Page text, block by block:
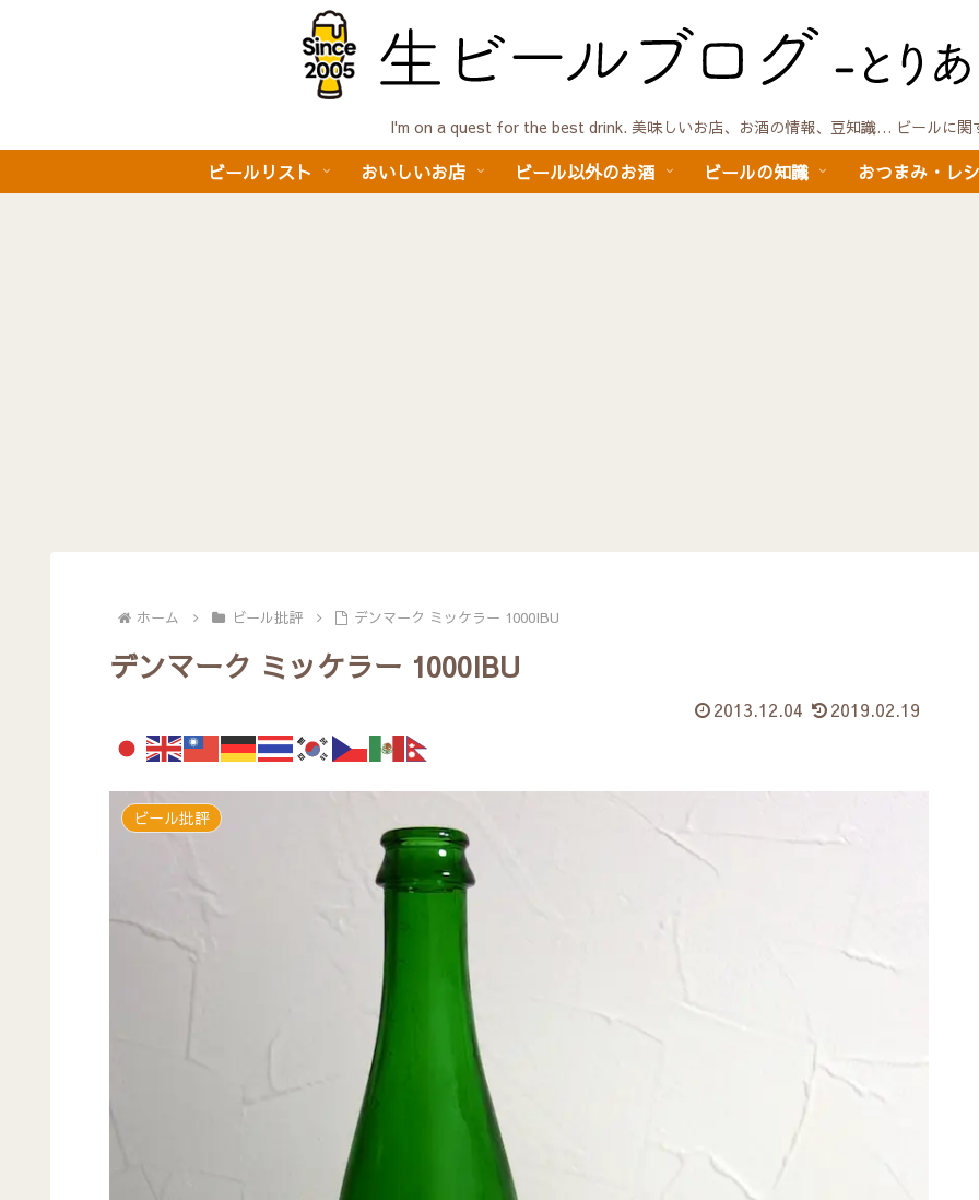
I'm on a quest for the best drink. 美味しいお店、お酒の情報、豆知識… ビールに関
ビールリスト おいしいお店 ビール以外のお酒 ビールの知識 おつまみ・レ
ホーム ビール批評 デンマーク ミッケラー 1000IBU
デンマーク ミッケラー 1000IBU
2013.12.04 2019.02.19
ビール批評